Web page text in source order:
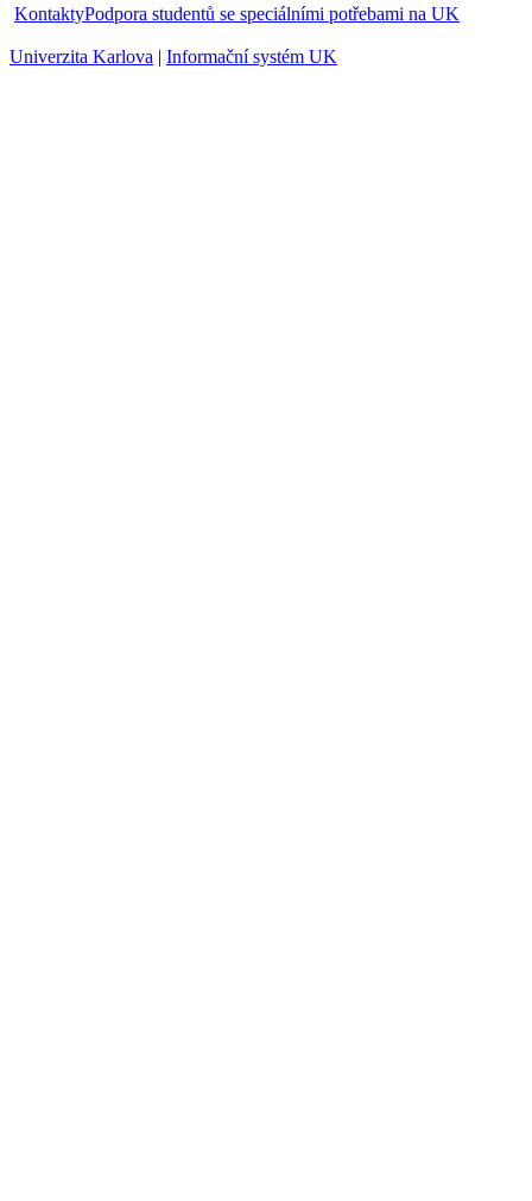
KontaktyPodpora studentů se speciálními potřebami na UK
Univerzita Karlova | Informační systém UK